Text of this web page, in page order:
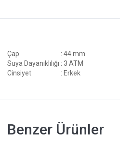
Çap
: 44 mm
Suya Dayanıklılığı : 3 ATM
Cinsiyet
: Erkek
Benzer Ürünler